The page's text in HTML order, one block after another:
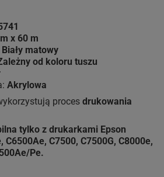
x 60 m
Biały matowy
od koloru tuszu
Akrylowa
proces drukowania
tylko z drukarkami Epson
C6500Ae, C7500, C7500G, C8000e,
Pe.